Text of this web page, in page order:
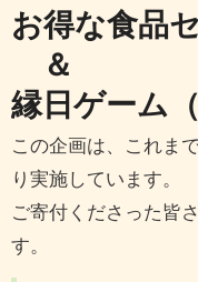
お得な食品
＆
縁日ゲーム
この企画は、これまでに多くの方から頂いたご寄付によ
り実施しています。
ご寄付くださった皆
す。